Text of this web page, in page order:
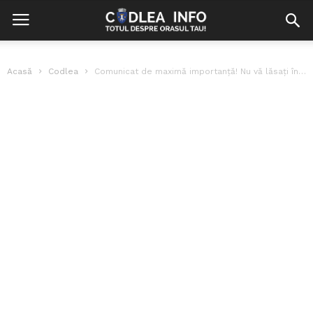
Acasă Codlea Comunicat de maximă importanță! Nu vă lăsați înșelați!